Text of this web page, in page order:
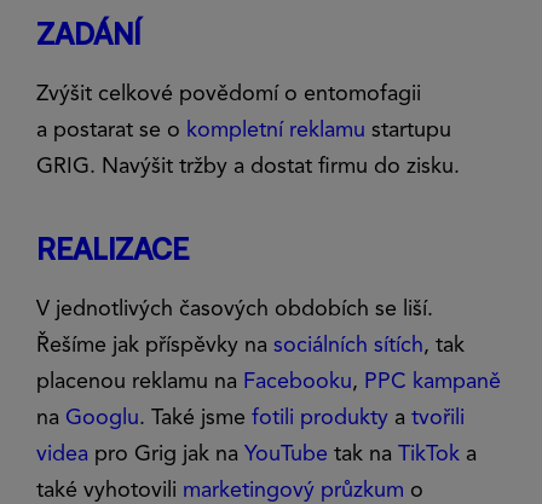
ZADÁNÍ
Zvýšit celkové povědomí o entomofagii
a postarat se o kompletní reklamu startupu
GRIG. Navýšit tržby a dostat firmu do zisku.
REALIZACE
V jednotlivých časových obdobích se liší.
Řešíme jak příspěvky na sociálních sítích, tak
placenou reklamu na Facebooku, PPC kampaně
na Googlu. Také jsme fotili produkty a tvořili
videa pro Grig jak na YouTube tak na TikTok a
také vyhotovili marketingový průzkum o